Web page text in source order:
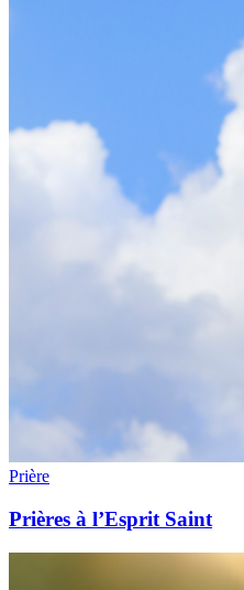
Prière
Prières à l’Esprit Saint